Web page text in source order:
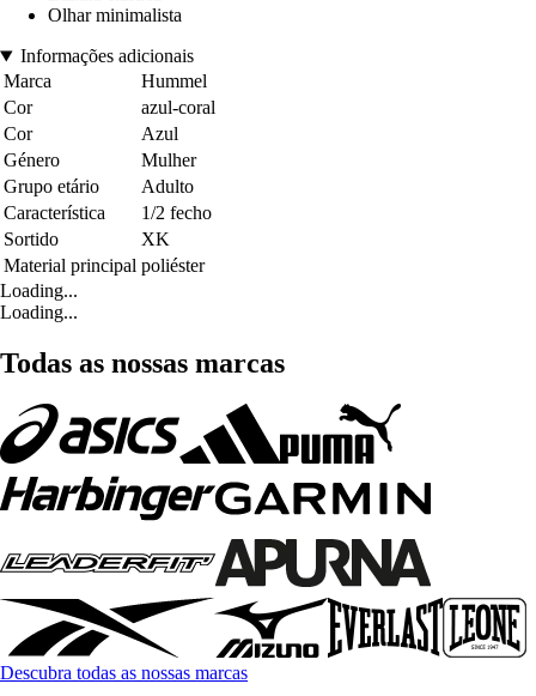
Olhar minimalista
Informações adicionais
Marca
Hummel
Cor
azul-coral
Cor
Azul
Género
Mulher
Grupo etário
Adulto
Característica
1/2 fecho
Sortido
XK
Material principal poliéster
Loading...
Loading...
Todas as nossas marcas
Descubra todas as nossas marcas